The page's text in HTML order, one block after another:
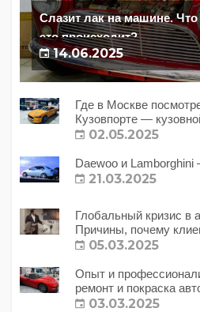
Слазит лак на машине.
это происходит?
14.06.2025
Где в Москве
Кузовпорте —
02.05.2025
Daewoo и Lamborghini
21.03.2025
Глобальный кризис в
Причины, почему
с этим делать?
05.03.2025
Опыт и
ремонт и покраска
03.03.2025